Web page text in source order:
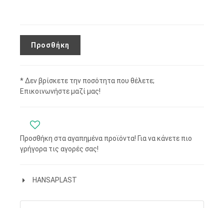
Προσθήκη
* Δεν βρίσκετε την ποσότητα που θέλετε;
Επικοινωνήστε μαζί μας!
Προσθήκη στα αγαπημένα προϊόντα! Για να κάνετε πιο
γρήγορα τις αγορές σας!
HANSAPLAST